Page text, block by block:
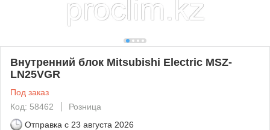
Внутренний блок Mitsubishi Electric MSZ-
LN25VGR
Под заказ
Код: 58462
Розница
Отправка с 23 августа 2026